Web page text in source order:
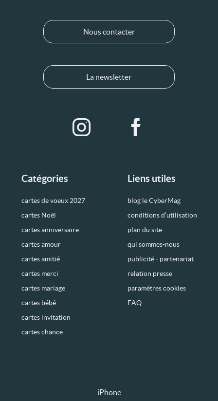
Catégories
cartes de voeux 2027
cartes Noël
cartes anniversaire
cartes amour
cartes amitié
cartes merci
cartes mariage
cartes bébé
cartes invitation
cartes chance
Liens utiles
blog le CyberMag
conditions d’utilisation
plan du site
qui sommes-nous
publicité - partenariat
relation presse
paramètres cookies
FAQ
Nous contacter
La newsletter
iPhone